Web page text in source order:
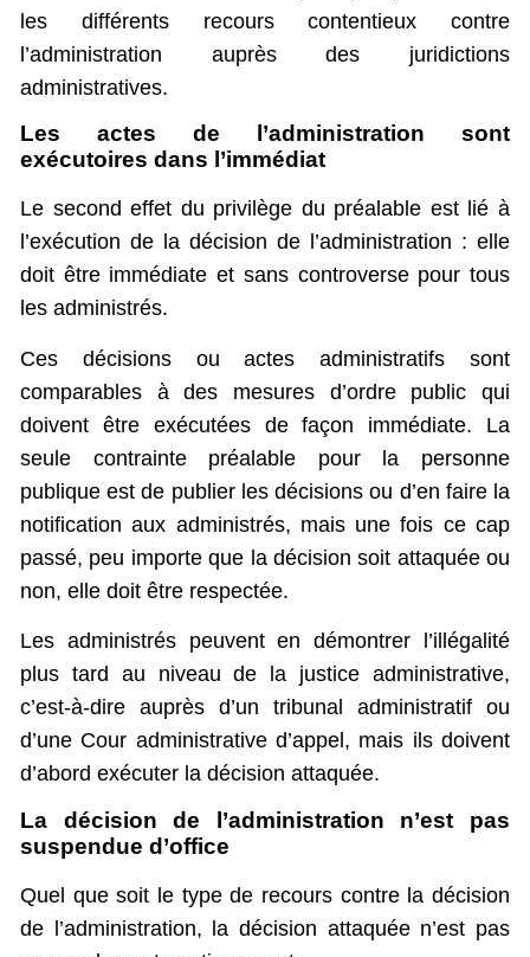
les différents recours contentieux contre
l’administration auprès des juridictions
administratives.
Les actes de l’administration sont
exécutoires dans l’immédiat
Le second effet du privilège du préalable est lié à
l’exécution de la décision de l’administration : elle
doit être immédiate et sans controverse pour tous
les administrés.
Ces décisions ou actes administratifs sont
comparables à des mesures d’ordre public qui
doivent être exécutées de façon immédiate. La
seule contrainte préalable pour la personne
publique est de publier les décisions ou d’en faire la
notification aux administrés, mais une fois ce cap
passé, peu importe que la décision soit attaquée ou
non, elle doit être respectée.
Les administrés peuvent en démontrer l’illégalité
plus tard au niveau de la justice administrative,
c’est-à-dire auprès d’un tribunal administratif ou
d’une Cour administrative d’appel, mais ils doivent
d’abord exécuter la décision attaquée.
La décision de l’administration n’est pas
suspendue d’office
Quel que soit le type de recours contre la décision
de l’administration, la décision attaquée n’est pas